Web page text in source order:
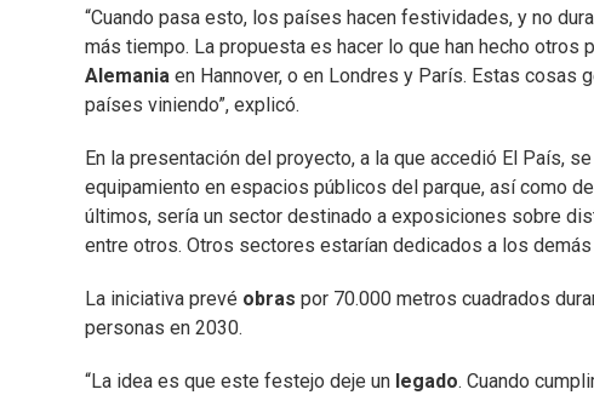
“Cuando pasa esto, los países hacen festividades, y no
más tiempo. La propuesta es hacer lo que han hecho otros
Alemania en Hannover, o en Londres y París. Estas cosas
países viniendo”, explicó.
En la presentación del proyecto, a la que accedió El País,
equipamiento en espacios públicos del parque, así como
últimos, sería un sector destinado a exposiciones sobre
entre otros. Otros sectores estarían dedicados a los
La iniciativa prevé obras por 70.000 metros cuadrados
personas en 2030.
“La idea es que este festejo deje un legado. Cuando